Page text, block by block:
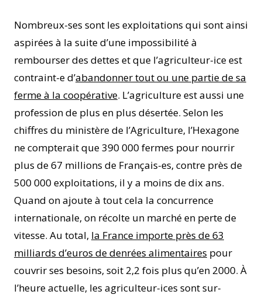
Nombreux-ses sont les exploitations qui sont ainsi
aspirées à la suite d’une impossibilité à
rembourser des dettes et que l’agriculteur-ice est
contraint-e d’abandonner tout ou une partie de sa
ferme à la coopérative. L’agriculture est aussi une
profession de plus en plus désertée. Selon les
chiffres du ministère de l’Agriculture, l’Hexagone
ne compterait que 390 000 fermes pour nourrir
plus de 67 millions de Français-es, contre près de
500 000 exploitations, il y a moins de dix ans.
Quand on ajoute à tout cela la concurrence
internationale, on récolte un marché en perte de
vitesse. Au total, la France importe près de 63
milliards d’euros de denrées alimentaires pour
couvrir ses besoins, soit 2,2 fois plus qu’en 2000. À
l’heure actuelle, les agriculteur-ices sont sur-